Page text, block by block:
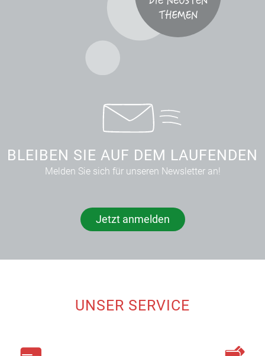
BLEIBEN SIE AUF DEM LAUFENDEN
Melden Sie sich für unseren Newsletter an!
Jetzt anmelden
UNSER SERVICE